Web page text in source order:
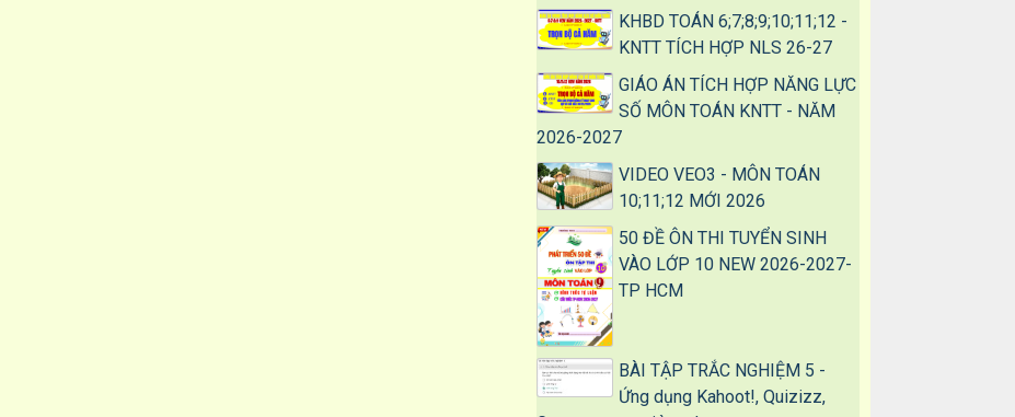
KHBD TOÁN 6;7;8;9;10;11;12 -
KNTT TÍCH HỢP NLS 26-27
GIÁO ÁN TÍCH HỢP NĂNG LỰC
SỐ MÔN TOÁN KNTT - NĂM
2026-2027
VIDEO VEO3 - MÔN TOÁN
10;11;12 MỚI 2026
50 ĐỀ ÔN THI TUYỂN SINH
VÀO LỚP 10 NEW 2026-2027-
TP HCM
BÀI TẬP TRẮC NGHIỆM 5 -
Ứng dụng Kahoot!, Quizizz,